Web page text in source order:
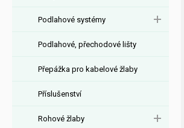
Podlahové systémy
Podlahové, přechodové lišty
Přepážka pro kabelové žlaby
Příslušenství
Rohové žlaby